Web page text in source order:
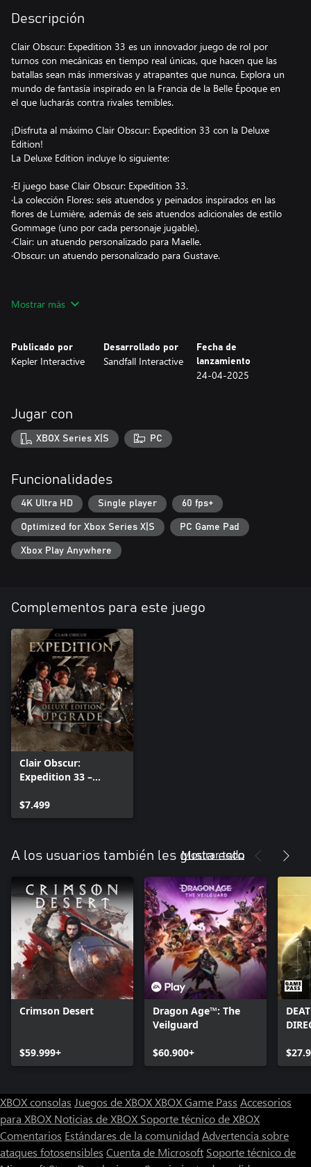
Descripción
Clair Obscur: Expedition 33 es un innovador juego de rol por
turnos con mecánicas en tiempo real únicas, que hacen que las
batallas sean más inmersivas y atrapantes que nunca. Explora un
mundo de fantasía inspirado en la Francia de la Belle Époque en
el que lucharás contra rivales temibles.
¡Disfruta al máximo Clair Obscur: Expedition 33 con la Deluxe
Edition!
La Deluxe Edition incluye lo siguiente:
·El juego base Clair Obscur: Expedition 33.
·La colección Flores: seis atuendos y peinados inspirados en las
flores de Lumière, además de seis atuendos adicionales de estilo
Gommage (uno por cada personaje jugable).
·Clair: un atuendo personalizado para Maelle.
·Obscur: un atuendo personalizado para Gustave.
Mostrar más
Publicado por
Kepler Interactive
Desarrollado por
Sandfall Interactive
Fecha de
lanzamiento
24-04-2025
Jugar con
XBOX Series X|S PC
Funcionalidades
4K Ultra HD Single player 60 fps+
Optimized for Xbox Series X|S PC Game Pad
Xbox Play Anywhere
Complementos para este juego
Clair Obscur:
Expedition 33 –
Upgrade
$7.499
A los usuarios también les gusta esto
Mostrar todo
Crimson Desert
$59.999+
Dragon Age™: The
Veilguard
$60.900+
XBOX consolas Juegos de XBOXXBOX Game Pass Accesorios
para XBOX Noticias de XBOX Soporte técnico de XBOX
Comentarios Estándares de la comunidad Advertencia sobre
ataques fotosensibles Cuenta de Microsoft Soporte técnico de